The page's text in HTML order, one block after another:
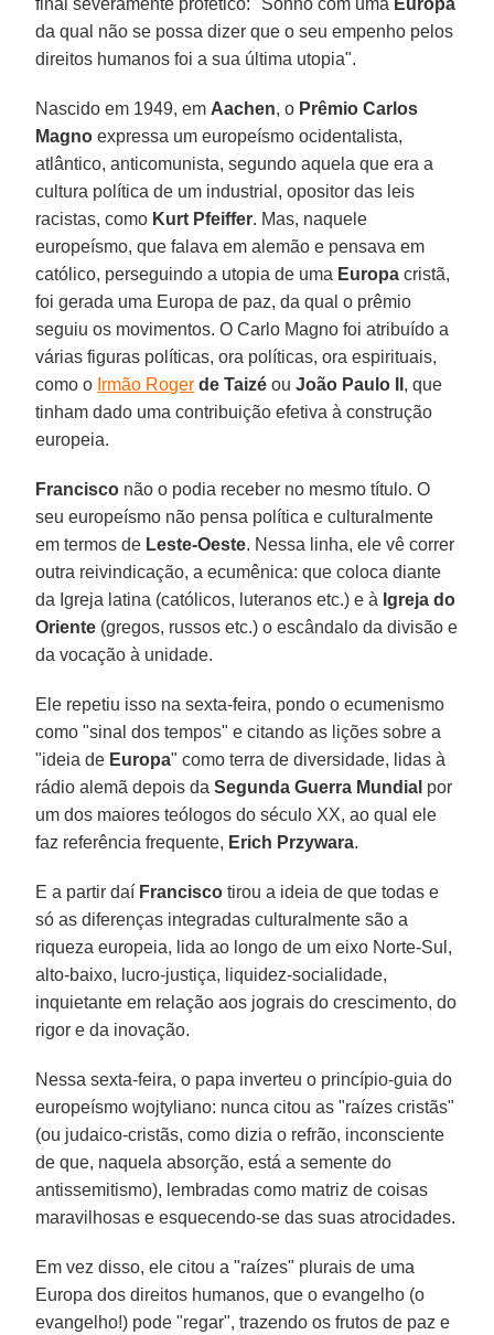
da qual não se possa dizer que o seu empenho pelos
direitos humanos foi a sua última utopia".
Nascido em 1949, em Aachen, o Prêmio Carlos
Magno expressa um europeísmo ocidentalista,
atlântico, anticomunista, segundo aquela que era a
cultura política de um industrial, opositor das leis
racistas, como Kurt Pfeiffer. Mas, naquele
europeísmo, que falava em alemão e pensava em
católico, perseguindo a utopia de uma Europa cristã,
foi gerada uma Europa de paz, da qual o prêmio
seguiu os movimentos. O Carlo Magno foi atribuído a
várias figuras políticas, ora políticas, ora espirituais,
como o Irmão Roger de Taizé ouJoão Paulo II , que
tinham dado uma contribuição efetiva à construção
europeia.
Francisco não o podia receber no mesmo título. O
seu europeísmo não pensa política e culturalmente
em termos de Leste-Oeste. Nessa linha, ele vê correr
outra reivindicação, a ecumênica: que coloca diante
da Igreja latina (católicos, luteranos etc.) e à Igreja do
Oriente (gregos, russos etc.) o escândalo da divisão e
da vocação à unidade.
Ele repetiu isso na sexta-feira, pondo o ecumenismo
como "sinal dos tempos" e citando as lições sobre a
"ideia de Europa" como terra de diversidade, lidas à
rádio alemã depois daSegunda Guerra Mundial por
um dos maiores teólogos do século XX, ao qual ele
faz referência frequente, Erich Przywara.
E a partir daí Francisco tirou a ideia de que todas e
só as diferenças integradas culturalmente são a
riqueza europeia, lida ao longo de um eixo Norte-Sul,
alto-baixo, lucro-justiça, liquidez-socialidade,
inquietante em relação aos jograis do crescimento, do
rigor e da inovação.
Nessa sexta-feira, o papa inverteu o princípio-guia do
europeísmo wojtyliano: nunca citou as "raízes cristãs"
(ou judaico-cristãs, como dizia o refrão, inconsciente
de que, naquela absorção, está a semente do
antissemitismo), lembradas como matriz de coisas
maravilhosas e esquecendo-se das suas atrocidades.
Em vez disso, ele citou a "raízes" plurais de uma
Europa dos direitos humanos, que o evangelho (o
evangelho!) pode "regar", trazendo os frutos de paz e